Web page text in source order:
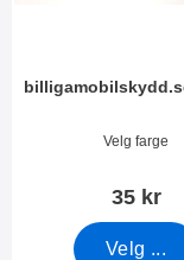
Varenummer 7666
Velg farge
35 kr
Velg ...